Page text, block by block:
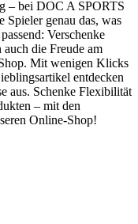
– bei DOC A SPORTS
Spieler genau das, was
Verschenke
die Freude am
Mit wenigen Klicks
entdecken
aus. Schenke Flexibilität
– mit den
Online-Shop!